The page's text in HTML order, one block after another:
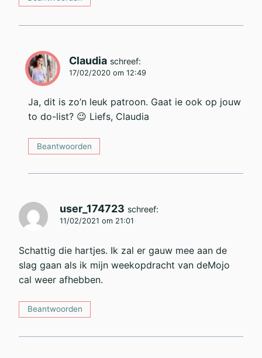
Claudia schreef:
17/02/2020 om 12:49
Ja, dit is zo’n leuk patroon. Gaat ie ook op jouw
to do-list? 😉 Liefs, Claudia
Beantwoorden
user_174723 schreef:
11/02/2021 om 21:01
Schattig die hartjes. Ik zal er gauw mee aan de
slag gaan als ik mijn weekopdracht van deMojo
cal weer afhebben.
Beantwoorden